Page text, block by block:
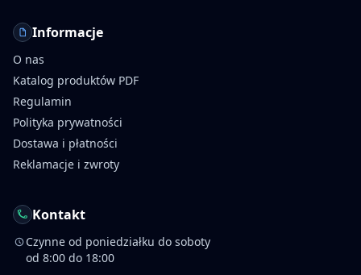
Informacje
O nas
Katalog produktów PDF
Regulamin
Polityka prywatności
Dostawa i płatności
Reklamacje i zwroty
Kontakt
Czynne od poniedziałku do soboty
od 8:00 do 18:00